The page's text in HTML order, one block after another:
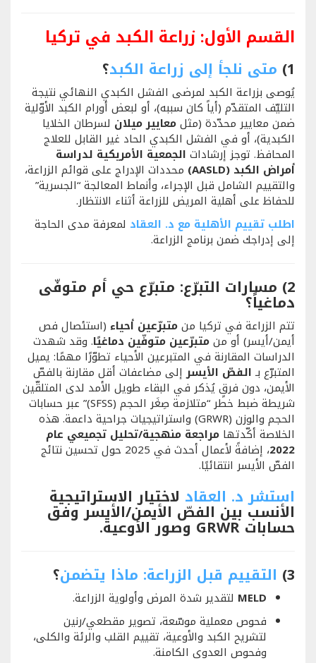
القسم الأول: زراعة الكبد في تركيا
1) متى نلجأ إلى زراعة الكبد؟
يُوصى بزراعة الكبد لمرضى الفشل الكبدي النهائي نتيجة
التليّف المتقدّم (أياً كان سببه)، أو لبعض أورام الكبد الأوّلية
ضمن معايير محدّدة (مثلمعايير ميلان لسرطان الخلايا
الكبدية)، أو في الفشل الكبدي الحاد غير القابل للعلاج
المحافظ. توجز إرشادات الجمعية الأمريكية لدراسة
أمراض الكبد (AASLD) محددات الإدراج على قوائم الزراعة،
والتقييم الشامل قبل الإجراء، وأنماط المعالجة “الجسرية”
للحفاظ على أهلية المريض للزراعة أثناء الانتظار.
اطلب تقييم الأهلية مع د. العقاد لمعرفة مدى الحاجة
إلى إدراجك ضمن برنامج الزراعة.
2) مسارات التبرّع: متبرّع حي أم متوفّى
دماغياً؟
تتم الزراعة في تركيا منمتبرّعين أحياء (استئصال فص
أيمن/أيسر) أو منمتبرّعين متوفّين دماغيًا. وقد شهدت
الدراسات المقارنة في المتبرعين الأحياء تطوّرًا مهمًا: يميل
المتبرّع بـ الفصّ الأيسرإلى مضاعفات أقل مقارنة بالفصّ
الأيمن، دون فرقٍ يُذكر في البقاء طويل الأمد لدى المتلقّين
شريطة ضبط خطر “متلازمة صِغَر الحجم (SFSS)” عبر حسابات
الحجم والوزن (GRWR) واستراتيجيات جراحية داعمة. هذه
الخلاصة أكّدتها مراجعة منهجية/تحليل تجميعي عام
2022 ، إضافةً لأعمال أحدث في 2025 حول تحسين نتائج
الفصّ الأيسر انتقائيًا.
استشر د. العقاد لاختيار الاستراتيجية
الأنسب بين الفصّ الأيمن/الأيسر وفق
حسابات GRWR وصور الأوعية.
3) التقييم قبل الزراعة: ماذا يتضمن؟
MELD لتقدير شدة المرض وأولوية الزراعة.
فحوص معملية موسّعة، تصوير مقطعي/رنين
لتشريح الكبد والأوعية، تقييم القلب والرئة والكلى،
وفحوص العدوى الكامنة.